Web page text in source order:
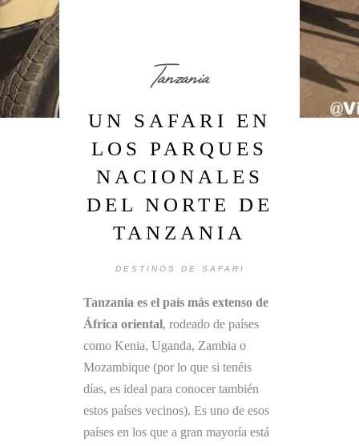
Tanzania
UN SAFARI EN
LOS PARQUES
NACIONALES
DEL NORTE DE
TANZANIA
DESTINOS DE SAFARI
Tanzania es el país más extenso de
África oriental, rodeado de países
como Kenia, Uganda, Zambia o
Mozambique (por lo que si tenéis
días, es ideal para conocer también
estos países vecinos). Es uno de esos
países en los que a gran mayoría está